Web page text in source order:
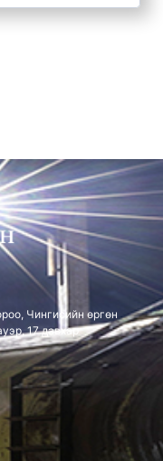
Чингисийн өргөн
17 давхар